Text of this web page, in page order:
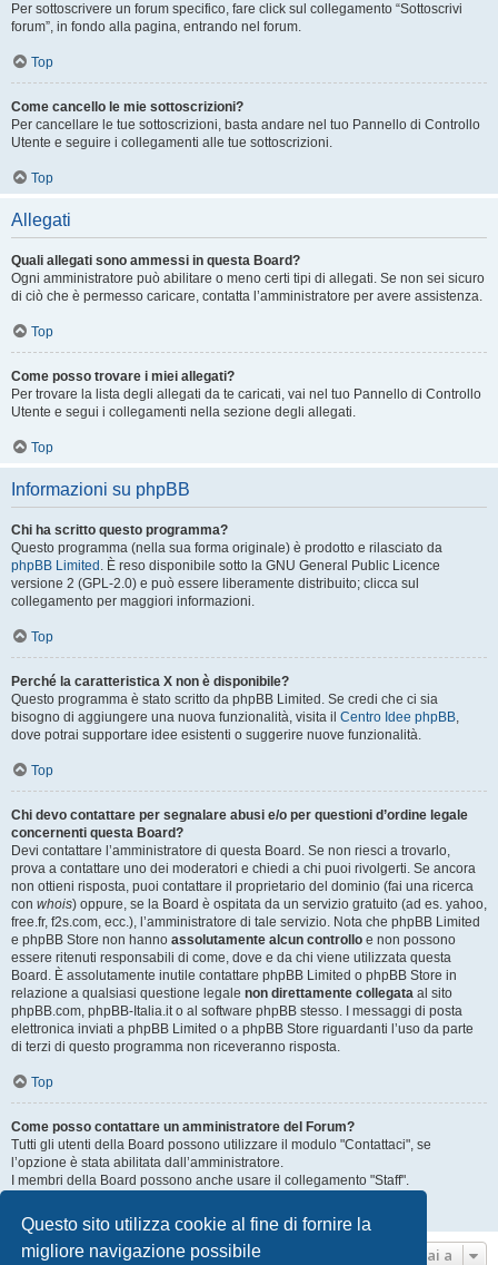
Questo sito utilizza cookie al fine di fornire la
migliore navigazione possibile
Per sottoscrivere un forum specifico, fare click sul collegamento “Sottoscrivi
forum”, in fondo alla pagina, entrando nel forum.
Top
Come cancello le mie sottoscrizioni?
Per cancellare le tue sottoscrizioni, basta andare nel tuo Pannello di Controllo
Utente e seguire i collegamenti alle tue sottoscrizioni.
Top
Allegati
Quali allegati sono ammessi in questa Board?
Ogni amministratore può abilitare o meno certi tipi di allegati. Se non sei sicuro
di ciò che è permesso caricare, contatta l’amministratore per avere assistenza.
Top
Come posso trovare i miei allegati?
Per trovare la lista degli allegati da te caricati, vai nel tuo Pannello di Controllo
Utente e segui i collegamenti nella sezione degli allegati.
Top
Informazioni su phpBB
Chi ha scritto questo programma?
Questo programma (nella sua forma originale) è prodotto e rilasciato da
phpBB Limited . È reso disponibile sotto la GNU General Public Licence
versione 2 (GPL-2.0) e può essere liberamente distribuito; clicca sul
collegamento per maggiori informazioni.
Top
Perché la caratteristica X non è disponibile?
Questo programma è stato scritto da phpBB Limited. Se credi che ci sia
bisogno di aggiungere una nuova funzionalità, visita il Centro Idee phpBB,
dove potrai supportare idee esistenti o suggerire nuove funzionalità.
Top
Chi devo contattare per segnalare abusi e/o per questioni d’ordine legale
concernenti questa Board?
Devi contattare l’amministratore di questa Board. Se non riesci a trovarlo,
prova a contattare uno dei moderatori e chiedi a chi puoi rivolgerti. Se ancora
non ottieni risposta, puoi contattare il proprietario del dominio (fai una ricerca
con whois) oppure, se la Board è ospitata da un servizio gratuito (ad es. yahoo,
free.fr, f2s.com, ecc.), l’amministratore di tale servizio. Nota che phpBB Limited
e phpBB Store non hanno assolutamente alcun controllo e non possono
essere ritenuti responsabili di come, dove e da chi viene utilizzata questa
Board. È assolutamente inutile contattare phpBB Limited o phpBB Store in
relazione a qualsiasi questione legale non direttamente collegata al sito
phpBB.com, phpBB-Italia.it o al software phpBB stesso. I messaggi di posta
elettronica inviati a phpBB Limited o a phpBB Store riguardanti l’uso da parte
di terzi di questo programma non riceveranno risposta.
Top
Come posso contattare un amministratore del Forum?
Tutti gli utenti della Board possono utilizzare il modulo "Contattaci", se
l’opzione è stata abilitata dall’amministratore.
I membri della Board possono anche usare il collegamento "Staff".
Top
Vai a